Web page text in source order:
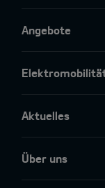
Angebote
Aktuelles
Über uns